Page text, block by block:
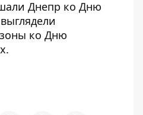
Днепр ко Дню
ко Дню
.